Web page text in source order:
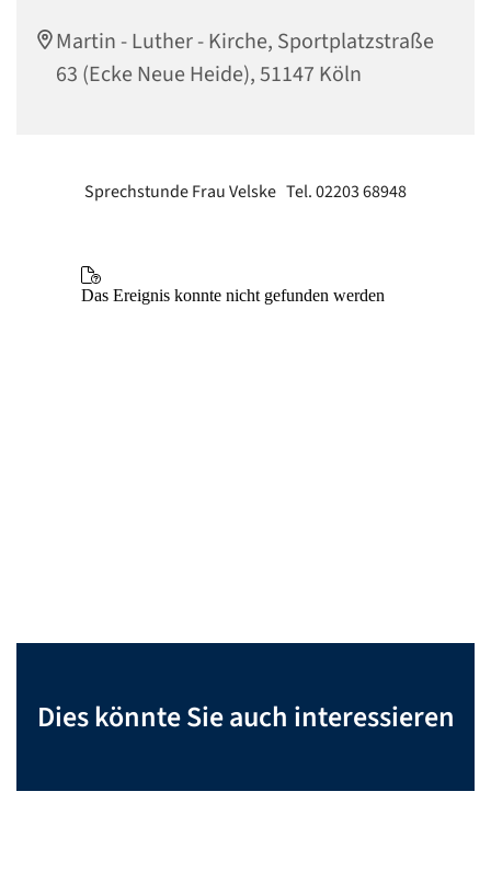
Martin - Luther - Kirche, Sportplatzstraße
63 (Ecke Neue Heide), 51147 Köln
Sprechstunde Frau Velske Tel. 02203 68948
Dies könnte Sie auch interessieren